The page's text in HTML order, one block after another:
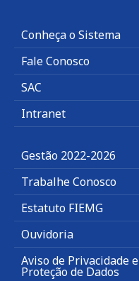
Conheça o Sistema
Fale Conosco
SAC
Intranet
Gestão 2022-2026
Trabalhe Conosco
Estatuto FIEMG
Ouvidoria
Aviso de Privacidade e
Proteção de Dados